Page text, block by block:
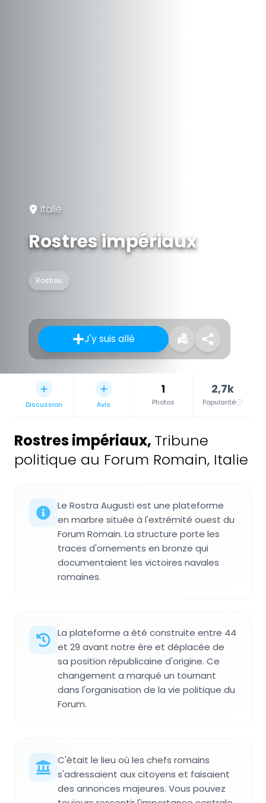
Italie
Rostres impériaux
Rostres
J'y suis allé
Discussion Avis
1
Photos
2,7k
Popularité
Rostres impériaux, Tribune
politique au Forum Romain, Italie
Le Rostra Augusti est une plateforme
en marbre située à l'extrémité ouest du
Forum Romain. La structure porte les
traces d'ornements en bronze qui
documentaient les victoires navales
romaines.
La plateforme a été construite entre 44
et 29 avant notre ère et déplacée de
sa position républicaine d'origine. Ce
changement a marqué un tournant
dans l'organisation de la vie politique du
Forum.
C'était le lieu où les chefs romains
s'adressaient aux citoyens et faisaient
des annonces majeures. Vous pouvez